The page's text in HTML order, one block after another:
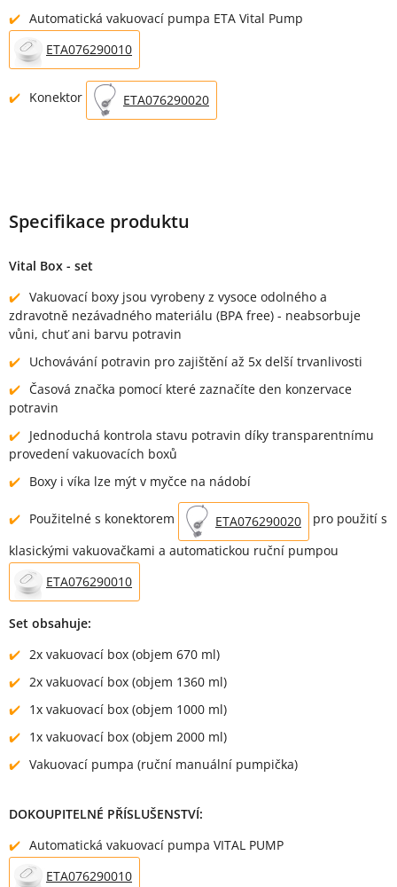
Automatická vakuovací pumpa ETA Vital Pump
ETA076290010
Konektor ETA076290020
Specifikace produktu
Vital Box - set
Vakuovací boxy jsou vyrobeny z vysoce odolného a
zdravotně nezávadného materiálu (BPA free) - neabsorbuje
vůni, chuť ani barvu potravin
Uchovávání potravin pro zajištění až 5x delší trvanlivosti
Časová značka pomocí které zaznačíte den konzervace
potravin
Jednoduchá kontrola stavu potravin díky transparentnímu
provedení vakuovacích boxů
Boxy i víka lze mýt v myčce na nádobí
Použitelné s konektorem ETA076290020
pro použití s
klasickými vakuovačkami a automatickou ruční pumpou
ETA076290010
Set obsahuje:
2x vakuovací box (objem 670 ml)
2x vakuovací box (objem 1360 ml)
1x vakuovací box (objem 1000 ml)
1x vakuovací box (objem 2000 ml)
Vakuovací pumpa (ruční manuální pumpička)
DOKOUPITELNÉ PŘÍSLUŠENSTVÍ:
Automatická vakuovací pumpa VITAL PUMP
ETA076290010